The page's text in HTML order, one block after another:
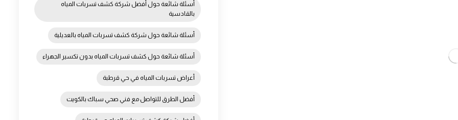
أسئلة شائعة حول أفضل شركة كشف تسربات المياه
بالقادسية
أسئلة شائعة حول شركة كشف تسربات المياه بالعديلية
أسئلة شائعة حول كشف تسربات المياه بدون تكسير الجهراء
أعراض تسربات المياه في حي قرطبة
أفضل الطرق للتواصل مع فني صحي سباك بالكويت